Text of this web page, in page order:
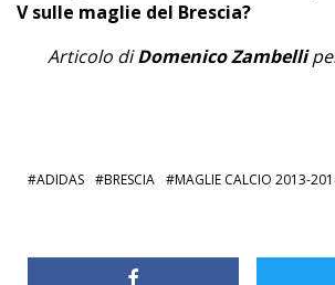
V sulle maglie del Brescia?
Articolo diDomenico Zambelli
ADIDAS BRESCIA MAGLIE CALCIO 2013-